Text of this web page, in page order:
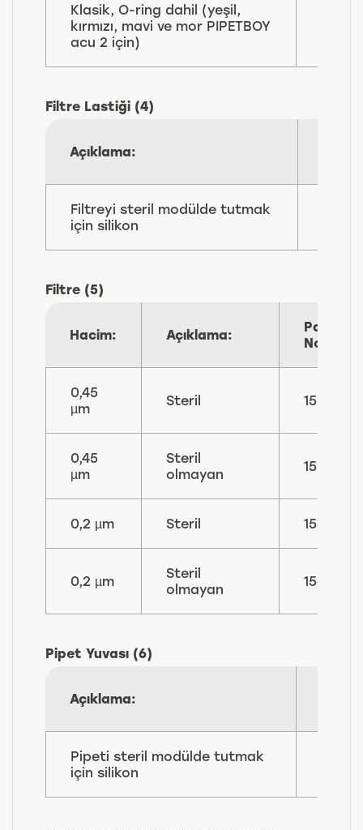
Klasik, O-ring dahil (yeşil,
kırmızı, mavi ve mor PIPETBOY
acu 2 için)
Filtre Lastiği (4)
Açıklama:
Filtreyi steril modülde tutmak
için silikon
Filtre (5)
Hacim: Açıklama:
Parça
No:
0,45
µm
Steril 153 015
0,45
µm
Steril
olmayan
153 016
0,2 µm Steril 156 608
0,2 µm
Steril
olmayan
156 607
Pipet Yuvası (6)
Açıklama:
Pipeti steril modülde tutmak
için silikon